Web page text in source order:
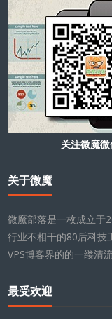
关注微魔
关于微魔
微魔部落是一枚成立于
行业不相干的80后科技
VPS博客界的的一缕清
最受欢迎